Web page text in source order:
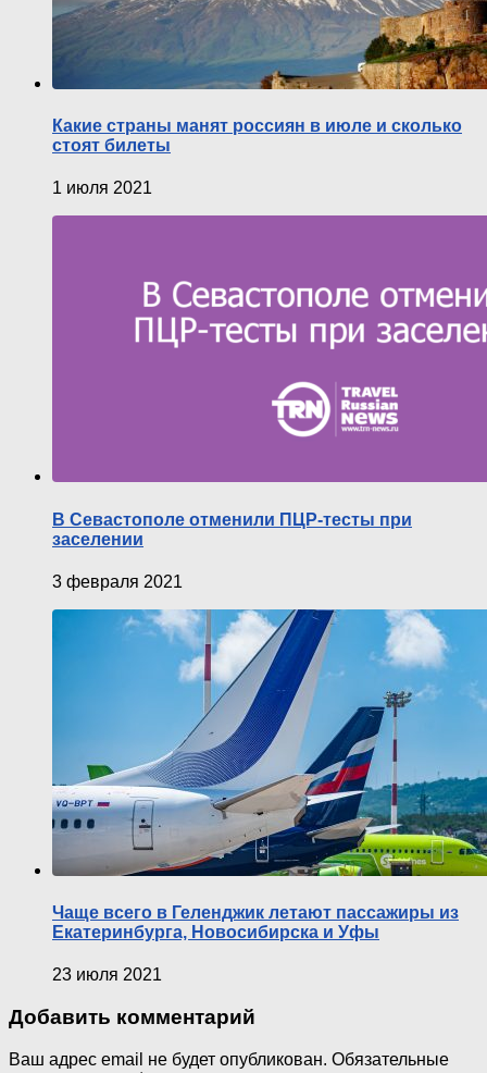
Какие страны манят россиян в июле и сколько
стоят билеты
1 июля 2021
В Севастополе отменили ПЦР-тесты при
заселении
3 февраля 2021
Чаще всего в Геленджик летают пассажиры из
Екатеринбурга, Новосибирска и Уфы
23 июля 2021
Добавить комментарий
Ваш адрес email не будет опубликован. Обязательные